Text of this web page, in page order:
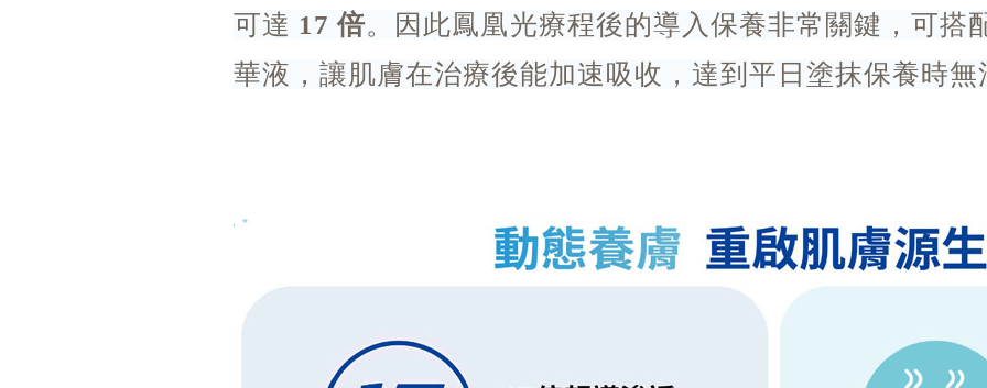
可達 17 倍。因此鳳凰光療程後的導入保養非常關鍵，可搭
華液，讓肌膚在治療後能加速吸收，達到平日塗抹保養時